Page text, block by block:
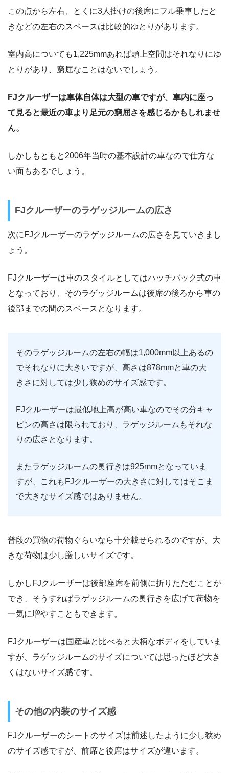
この点から左右、とくに3人掛けの後席にフル乗車したと
きなどの左右のスペースは比較的ゆとりがあります。
室内高についても1,225mmあれば頭上空間はそれなりにゆ
とりがあり、窮屈なことはないでしょう。
FJクルーザーは車体自体は大型の車ですが、車内に座っ
て見ると最近の車より足元の窮屈さを感じるかもしれませ
ん。
しかしもともと2006年当時の基本設計の車なので仕方な
い面もあるでしょう。
FJクルーザーのラゲッジルームの広さ
次にFJクルーザーのラゲッジルームの広さを見ていきまし
ょう。
FJクルーザーは車のスタイルとしてはハッチバック式の車
となっており、そのラゲッジルームは後席の後ろから車の
後部までの間のスペースとなります。
そのラゲッジルームの左右の幅は1,000mm以上あるの
でそれなりに大きいですが、高さは878mmと車の大
きさに対しては少し狭めのサイズ感です。
FJクルーザーは最低地上高が高い車なのでその分キャ
ビンの高さは限られており、ラゲッジルームもそれな
りの広さとなります。
またラゲッジルームの奥行きは925mmとなっていま
すが、これもFJクルーザーの大きさに対してはそこま
で大きなサイズ感ではありません。
普段の買物の荷物ぐらいなら十分載せられるのですが、大
きな荷物は少し厳しいサイズです。
しかしFJクルーザーは後部座席を前側に折りたたむことが
でき、そうすればラゲッジルームの奥行きを広げて荷物を
一気に増やすこともできます。
FJクルーザーは国産車と比べると大柄なボディをしていま
すが、ラゲッジルームのサイズについては思ったほど大き
くはないサイズ感です。
その他の内装のサイズ感
FJクルーザーのシートのサイズは前述したように少し狭め
のサイズ感ですが、前席と後席はサイズが違います。